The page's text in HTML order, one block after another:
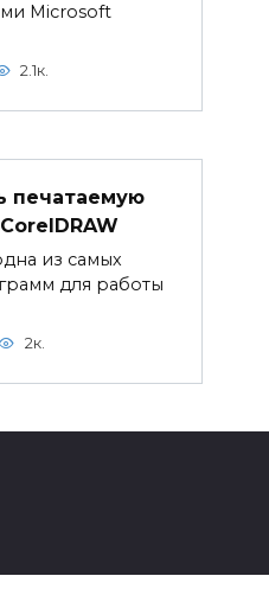
Microsoft
2.1к.
печатаемую
из самых
для работы
2к.